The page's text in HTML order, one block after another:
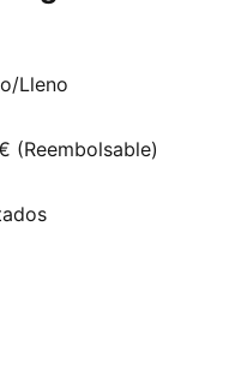
Lleno
(Reembolsable)